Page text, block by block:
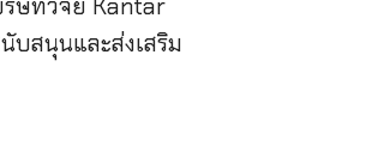
ริษัทวิจัย Kantar
บสนุนและส่งเสริม